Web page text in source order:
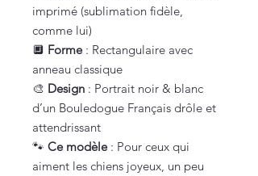
imprimé (sublimation fidèle,
comme lui)
🔲 Forme: Rectangulaire avec
anneau classique
🎨 Design : Portrait noir & blanc
d’un Bouledogue Français drôle et
attendrissant
🐾 Ce modèle: Pour ceux qui
aiment les chiens joyeux, un peu